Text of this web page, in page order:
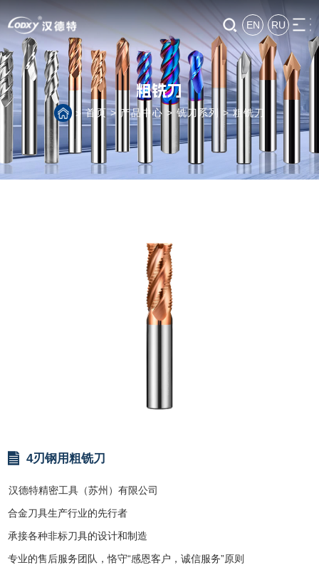
EN RU
粗铣刀
> 首页> 产品中心 > 铣刀系列 >粗铣刀
4刃钢用粗铣刀
汉德特精密工具（苏州）有限公司
合金刀具生产行业的先行者
承接各种非标刀具的设计和制造
专业的售后服务团队，恪守“感恩客户，诚信服务”原则